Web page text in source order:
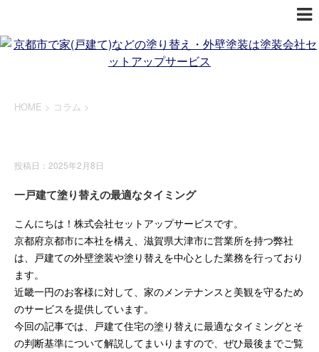
HOME > コラム >
投稿日：2025年2月8日
一戸建て塗り替えの最適なタイミング
こんにちは！株式会社セットアップサービスです。
京都府京都市に本社を構え、滋賀県大津市に営業所を持つ弊社
は、戸建ての外壁塗装や塗り替えを中心とした業務を行っており
ます。
近畿一円のお客様に対して、家のメンテナンスと美観を守るため
のサービスを提供しています。
今回の記事では、戸建て住宅の塗り替えに最適なタイミングとそ
の判断基準について解説してまいりますので、ぜひ最後までご覧